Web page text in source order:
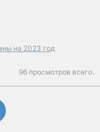
на 2023 год
96 просмотров всего.